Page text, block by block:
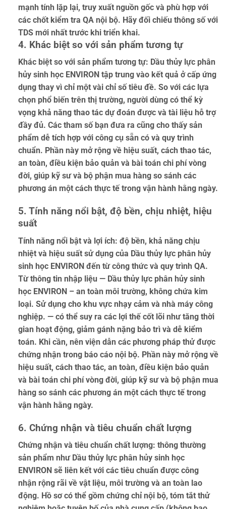
mạnh tính lặp lại, truy xuất nguồn gốc và phù hợp với
các chốt kiểm tra QA nội bộ. Hãy đối chiếu thông số với
TDS mới nhất trước khi triển khai.
4. Khác biệt so với sản phẩm tương tự
Khác biệt so với sản phẩm tương tự: Dầu thủy lực phân
hủy sinh học ENVIRON tập trung vào kết quả ở cấp ứng
dụng thay vì chỉ một vài chỉ số tiêu đề. So với các lựa
chọn phổ biến trên thị trường, người dùng có thể kỳ
vọng khả năng thao tác dự đoán được và tài liệu hỗ trợ
đầy đủ. Các tham số bạn đưa ra cũng cho thấy sản
phẩm dễ tích hợp với công cụ sẵn có và quy trình
chuẩn. Phần này mở rộng về hiệu suất, cách thao tác,
an toàn, điều kiện bảo quản và bài toán chi phí vòng
đời, giúp kỹ sư và bộ phận mua hàng so sánh các
phương án một cách thực tế trong vận hành hằng ngày.
5. Tính năng nổi bật, độ bền, chịu nhiệt, hiệu
suất
Tính năng nổi bật và lợi ích: độ bền, khả năng chịu
nhiệt và hiệu suất sử dụng của Dầu thủy lực phân hủy
sinh học ENVIRON đến từ công thức và quy trình QA.
Từ thông tin nhập liệu — Dầu thủy lực phân hủy sinh
học ENVIRON – an toàn môi trường, không chứa kim
loại. Sử dụng cho khu vực nhạy cảm và nhà máy công
nghiệp. — có thể suy ra các lợi thế cốt lõi như tăng thời
gian hoạt động, giảm gánh nặng bảo trì và dễ kiểm
toán. Khi cần, nên viện dẫn các phương pháp thử được
chứng nhận trong báo cáo nội bộ. Phần này mở rộng về
hiệu suất, cách thao tác, an toàn, điều kiện bảo quản
và bài toán chi phí vòng đời, giúp kỹ sư và bộ phận mua
hàng so sánh các phương án một cách thực tế trong
vận hành hằng ngày.
6. Chứng nhận và tiêu chuẩn chất lượng
Chứng nhận và tiêu chuẩn chất lượng: thông thường
sản phẩm như Dầu thủy lực phân hủy sinh học
ENVIRON sẽ liên kết với các tiêu chuẩn được công
nhận rộng rãi về vật liệu, môi trường và an toàn lao
động. Hồ sơ có thể gồm chứng chỉ nội bộ, tóm tắt thử